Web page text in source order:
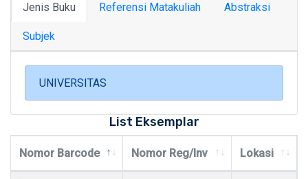
Jenis Buku Referensi Matakuliah Abstraksi
Subjek
UNIVERSITAS
List Eksemplar
Nomor Barcode Nomor Reg/Inv Lokasi